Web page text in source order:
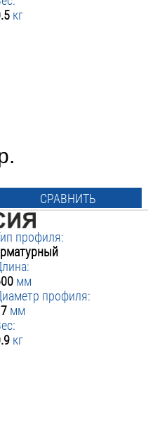
кг
СРАВНИТЬ
профиля:
мм
профиля:
мм
кг